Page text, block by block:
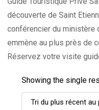
découverte de Saint
conférencier du ministère
emmène au plus près de
Réservez votre visite
Showing the single